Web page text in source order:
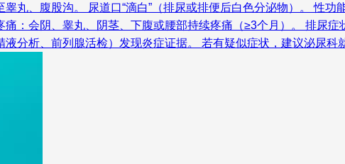
丸、腹股沟。 尿道口“滴白”（排尿或排便后白色分泌物）。 性
：会阴、睾丸、阴茎、下腹或腰部持续疼痛（≥3个月）。 排尿
分析、前列腺活检）发现炎症证据。 若有疑似症状，建议泌尿科